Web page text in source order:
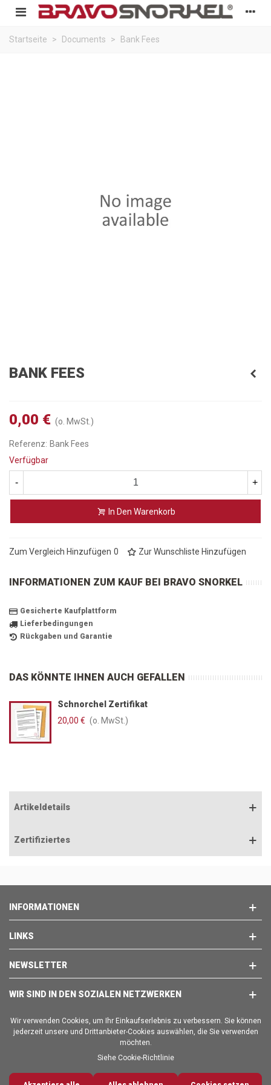
Startseite > Documents > Bank Fees
BANK FEES
0,00 € (o. MwSt.)
Referenz: Bank Fees
Verfügbar
- +
In Den Warenkorb
Zum Vergleich Hinzufügen 0 Zur Wunschliste Hinzufügen
INFORMATIONEN ZUM KAUF BEI BRAVO SNORKEL
Gesicherte Kaufplattform
Lieferbedingungen
Rückgaben und Garantie
DAS KÖNNTE IHNEN AUCH GEFALLEN
Schnorchel Zertifikat
20,00 € (o. MwSt.)
Artikeldetails
Zertifiziertes
INFORMATIONEN
LINKS
NEWSLETTER
WIR SIND IN DEN SOZIALEN NETZWERKEN
Copyright © 2025 - BRAVO EMPORION SL
Wir verwenden Cookies, um Ihr Einkaufserlebnis zu verbessern. Sie können
jederzeit unsere und Drittanbieter-Cookies auswählen, die Sie verwenden
möchten.
Siehe Cookie-Richtlinie